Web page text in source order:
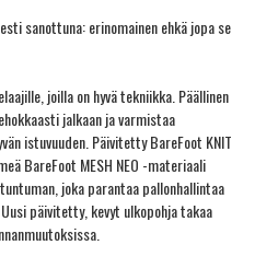
sanottuna: erinomainen ehkä jopa se
joilla on hyvä tekniikka. Päällinen
jalkaan ja varmistaa
istuvuuden. Päivitetty BareFoot KNIT
BareFoot MESH NEO -materiaali
joka parantaa pallonhallintaa
päivitetty, kevyt ulkopohja takaa